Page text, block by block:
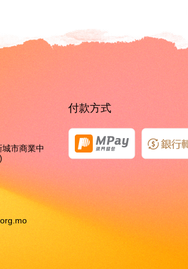
市商業中
付款方式